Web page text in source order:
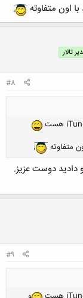
اون متفاوته
تالار
#8
متفاوته
دادید دوست عزیز.
#9